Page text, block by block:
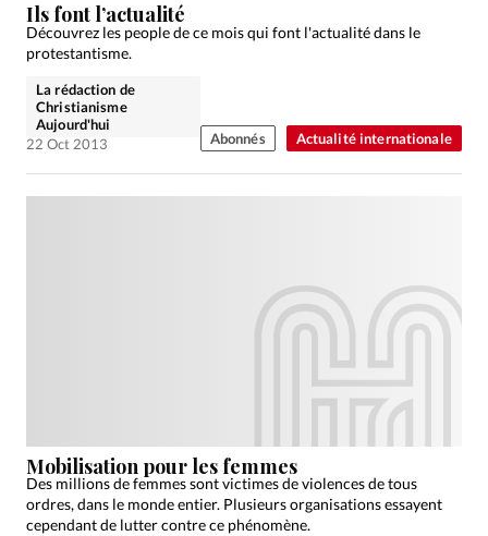
Devise:CHF
Tous les articles
Actualité internationale
Chronique
Culture
Opinions
Publireportage
Actualité internationale
Ils font l’actualité
Découvrez les people de ce mois qui font l'actualité dans le
protestantisme.
La rédaction de
Christianisme
Aujourd'hui
22 Oct 2013
Abonnés
Mobilisation pour les femmes
Des millions de femmes sont victimes de violences de tous
ordres, dans le monde entier. Plusieurs organisations essayent
cependant de lutter contre ce phénomène.